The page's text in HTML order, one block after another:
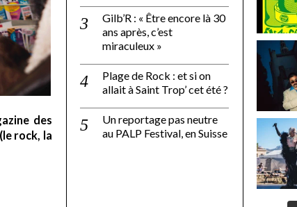
des
rock, la
Gilb’R : « Être encore là 30
ans après, c’est
miraculeux »
Plage de Rock : et si on
allait à Saint Trop’ cet été ?
Un reportage pas neutre
au PALP Festival, en Suisse